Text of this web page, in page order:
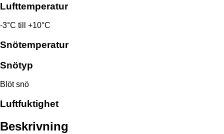
Lufttemperatur
-3°C till +10°C
Snötemperatur
Snötyp
Blöt snö
Luftfuktighet
Beskrivning